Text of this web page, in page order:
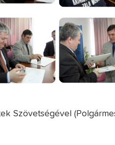
Szövetségével